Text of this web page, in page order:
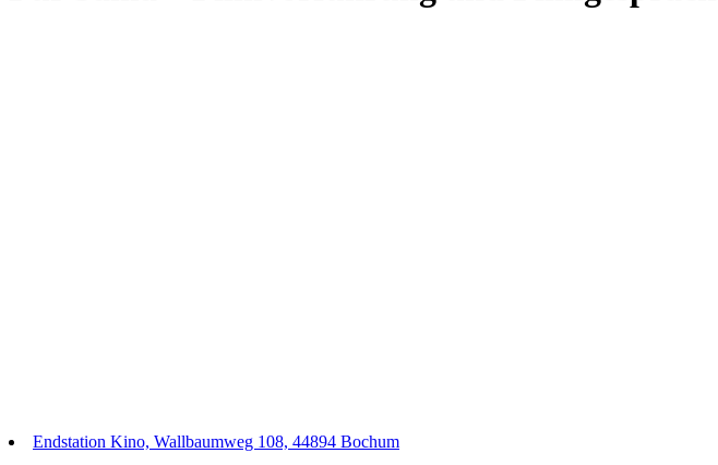
Endstation Kino, Wallbaumweg 108, 44894 Bochum